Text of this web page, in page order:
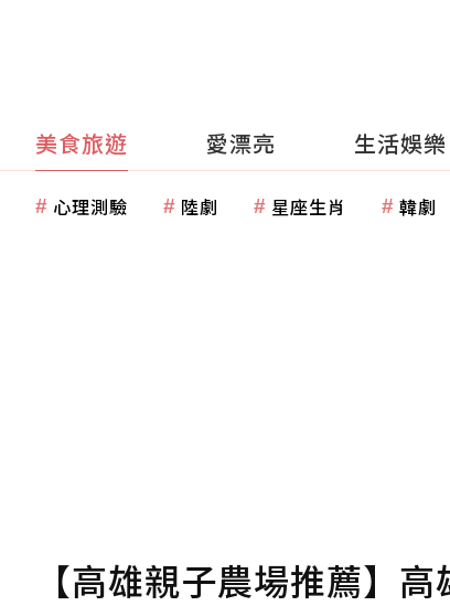
美食旅遊 愛漂亮 生活娛樂
心理測驗 陸劇 星座生肖 韓劇
【高雄親子農場推薦】